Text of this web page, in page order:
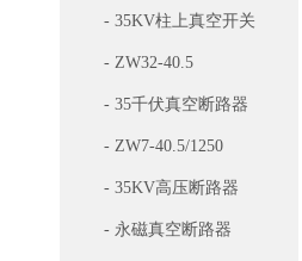
- 35KV柱上真空开关
- ZW32-40.5
- 35千伏真空断路器
- ZW7-40.5/1250
- 35KV高压断路器
- 永磁真空断路器